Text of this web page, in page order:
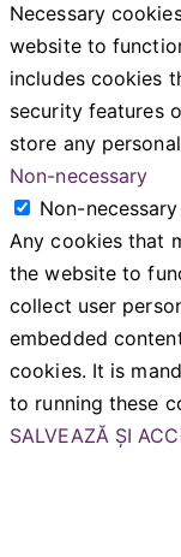
Necessary
website to
includes cookies
security features
store any
Non-necessary
Non-necessary
Any cookies that
the website to
collect user
embedded
cookies. It is
to running these
SALVEAZĂ ȘI